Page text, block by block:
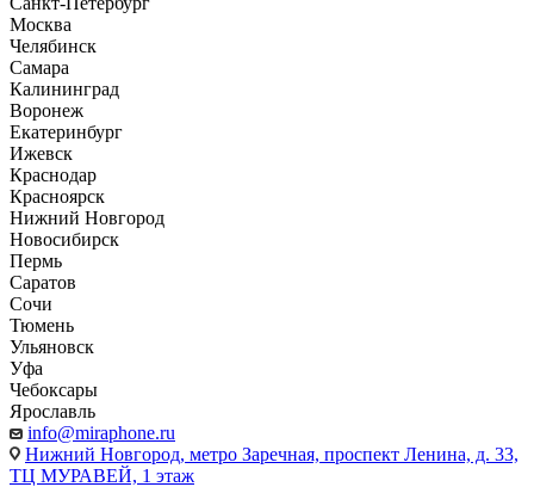
Москва
Челябинск
Самара
Калининград
Воронеж
Екатеринбург
Ижевск
Краснодар
Красноярск
Нижний Новгород
Новосибирск
Пермь
Саратов
Сочи
Тюмень
Ульяновск
Уфа
Чебоксары
Ярославль
info@miraphone.ru
Нижний Новгород, метро Заречная, проспект Ленина, д. 33,
ТЦ МУРАВЕЙ, 1 этаж